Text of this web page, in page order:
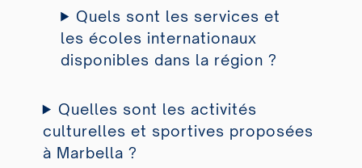
Quels sont les services et
les écoles internationaux
disponibles dans la région ?
Quelles sont les activités
culturelles et sportives proposées
à Marbella ?